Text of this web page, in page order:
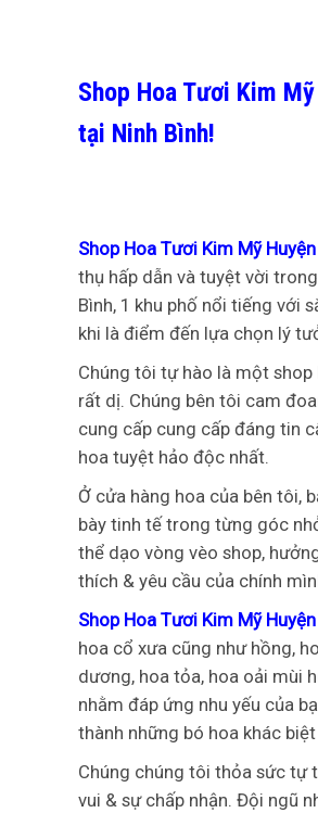
Shop Hoa Tươi Kim
tại Ninh Bình!
Shop Hoa Tươi Kim Mỹ
thụ hấp dẫn và tuyệt vời
Bình, 1 khu phố nổi tiếng với
khi là điểm đến lựa chọn lý
Chúng tôi tự hào là một shop
rất dị. Chúng bên tôi cam
cung cấp cung cấp đáng tin
hoa tuyệt hảo độc nhất.
Ở cửa hàng hoa của bên tôi,
bày tinh tế trong từng góc
thể dạo vòng vèo shop,
thích & yêu cầu của chính
Shop Hoa Tươi Kim Mỹ
hoa cổ xưa cũng như hồng,
dương, hoa tỏa, hoa oải mùi
nhằm đáp ứng nhu yếu của
thành những bó hoa khác
Chúng chúng tôi thỏa sức tự
vui & sự chấp nhận. Đội ngũ